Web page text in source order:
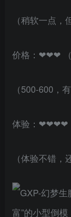
（稍软一点，
价格：❤❤❤ （
（500-600，
体验：❤❤❤❤
（体验不错，